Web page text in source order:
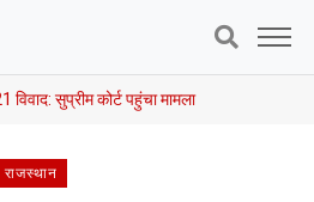
विवाद: सुप्रीम कोर्ट पहुंचा मामला
राजस्थान